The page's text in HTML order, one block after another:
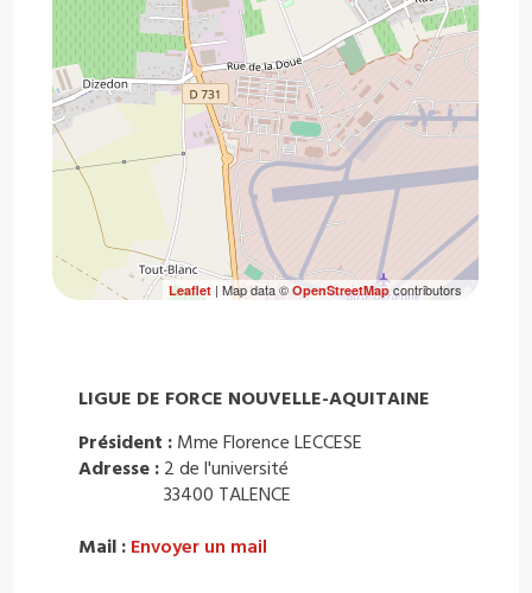
Leaflet| Map data © OpenStreetMapcontributors
LIGUE DE FORCE NOUVELLE-AQUITAINE
Président : Mme Florence LECCESE
Adresse : 2 de l'université
33400 TALENCE
Mail : Envoyer un mail